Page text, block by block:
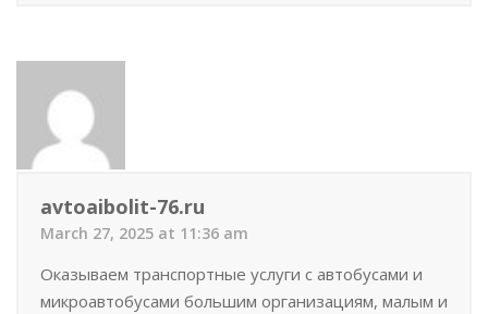
avtoaibolit-76.ru
March 27, 2025 at 11:36 am
Оказываем транспортные услуги с автобусами и
микроавтобусами большим организациям, малым и